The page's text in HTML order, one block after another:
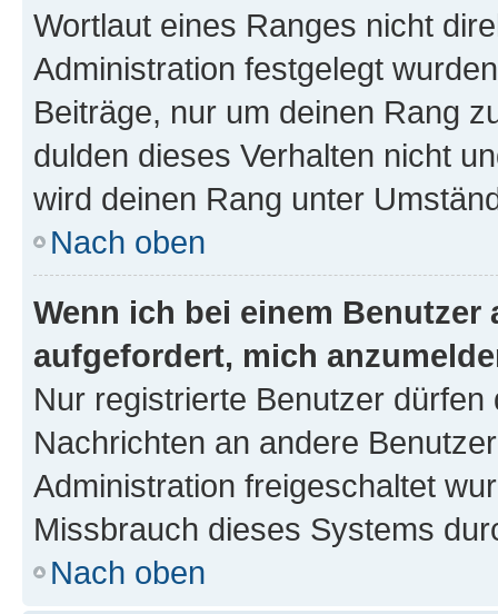
Wortlaut eines Ranges nicht
Administration festgelegt
Beiträge, nur um deinen Rang
dulden dieses Verhalten nicht
wird deinen Rang unter
Nach oben
Wenn ich bei einem
aufgefordert, mich
Nur registrierte Benutzer
Nachrichten an andere
Administration freigeschaltet
Missbrauch dieses Systems
Nach oben